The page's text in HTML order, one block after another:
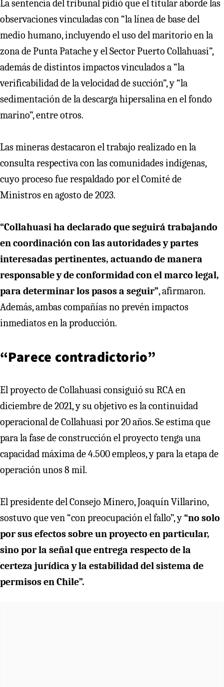
La sentencia del tribunal pidió que el titular aborde las
observaciones vinculadas con “la línea de base del
medio humano, incluyendo el uso del maritorio en la
zona de Punta Patache y el Sector Puerto Collahuasi”,
además de distintos impactos vinculados a “la
verificabilidad de la velocidad de succión”, y “la
sedimentación de la descarga hipersalina en el fondo
marino”, entre otros.
Las mineras destacaron el trabajo realizado en la
consulta respectiva con las comunidades indígenas,
cuyo proceso fue respaldado por el Comité de
Ministros en agosto de 2023.
“Collahuasi ha declarado que seguirá trabajando
en coordinación con las autoridades y partes
interesadas pertinentes, actuando de manera
responsable y de conformidad con el marco legal,
para determinar los pasos a seguir”, afirmaron.
Además, ambas compañías no prevén impactos
inmediatos en la producción.
“Parece contradictorio”
El proyecto de Collahuasi consiguió su RCA en
diciembre de 2021, y su objetivo es la continuidad
operacional de Collahuasi por 20 años. Se estima que
para la fase de construcción el proyecto tenga una
capacidad máxima de 4.500 empleos, y para la etapa de
operación unos 8 mil.
El presidente del Consejo Minero, Joaquín Villarino,
sostuvo que ven “con preocupación el fallo”, y“no solo
por sus efectos sobre un proyecto en particular,
sino por la señal que entrega respecto de la
certeza jurídica y la estabilidad del sistema de
permisos en Chile”.